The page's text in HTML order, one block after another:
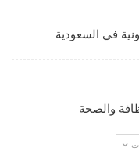
في السعودية
والصحة